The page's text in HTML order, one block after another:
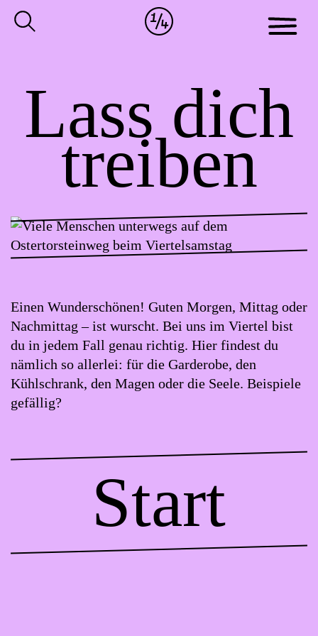
Cookie-
Einstellungen
Zum
Inhalt
Lass dich
treiben
Einen Wunderschönen! Guten Morgen, Mittag oder
Nachmittag – ist wurscht. Bei uns im Viertel bist
du in jedem Fall genau richtig. Hier findest du
nämlich so allerlei: für die Garderobe, den
Kühlschrank, den Magen oder die Seele. Beispiele
gefällig?
Start